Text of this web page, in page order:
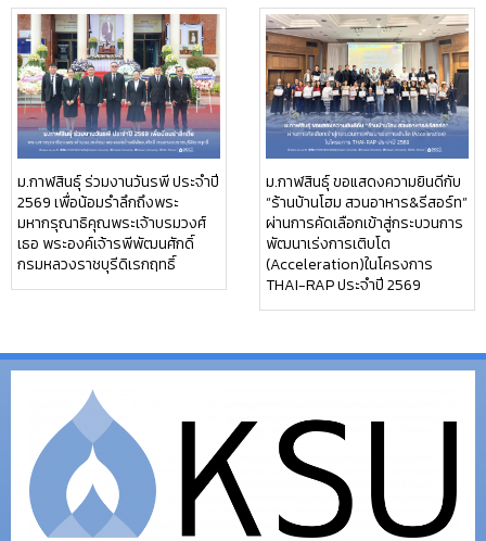
ม.กาฬสินธุ์ ร่วมงานวันรพี ประจำปี
2569 เพื่อน้อมรำลึกถึงพระ
มหากรุณาธิคุณพระเจ้าบรมวงศ์
เธอ พระองค์เจ้ารพีพัฒนศักดิ์
กรมหลวงราชบุรีดิเรกฤทธิ์
ม.กาฬสินธุ์ ขอแสดงความยินดีกับ
“ร้านบ้านโฮม สวนอาหาร&รีสอร์ท”
ผ่านการคัดเลือกเข้าสู่กระบวนการ
พัฒนาเร่งการเติบโต
(Acceleration)ในโครงการ
THAI-RAP ประจำปี 2569